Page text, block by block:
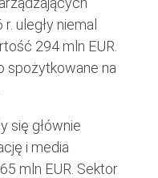
uległy niemal
294 mln EUR.
spożytkowane na
się głównie
i media
mln EUR. Sektor